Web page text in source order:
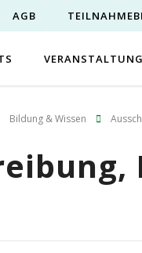
AGB
Bildung & Wissen